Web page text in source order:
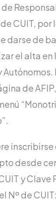
CUIT, por
darse de
el alta en
de
inscribirse
desde
y Clave
Nº de